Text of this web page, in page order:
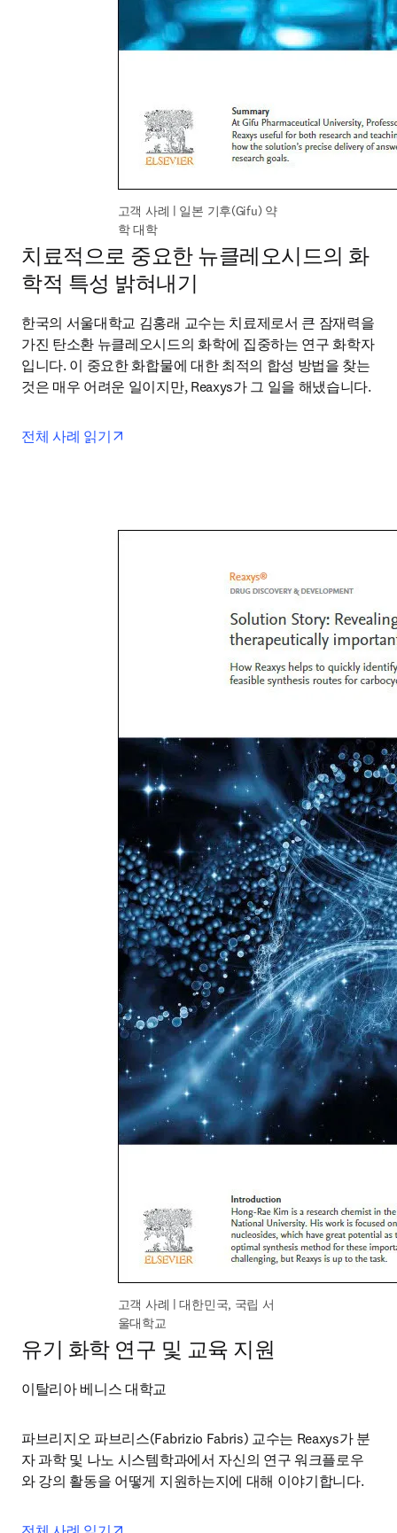
고객 사례 | 일본 기후(Gifu) 약
학 대학
치료적으로 중요한 뉴클레오시드의 화
학적 특성 밝혀내기
한국의 서울대학교 김홍래 교수는 치료제로서 큰 잠재력을
가진 탄소환 뉴클레오시드의 화학에 집중하는 연구 화학자
입니다. 이 중요한 화합물에 대한 최적의 합성 방법을 찾는
것은 매우 어려운 일이지만, Reaxys가 그 일을 해냈습니다.
전체 사례 읽기
고객 사례 | 대한민국, 국립 서
울대학교
유기 화학 연구 및 교육 지원
이탈리아 베니스 대학교
파브리지오 파브리스(Fabrizio Fabris) 교수는 Reaxys가 분
자 과학 및 나노 시스템학과에서 자신의 연구 워크플로우
와 강의 활동을 어떻게 지원하는지에 대해 이야기합니다.